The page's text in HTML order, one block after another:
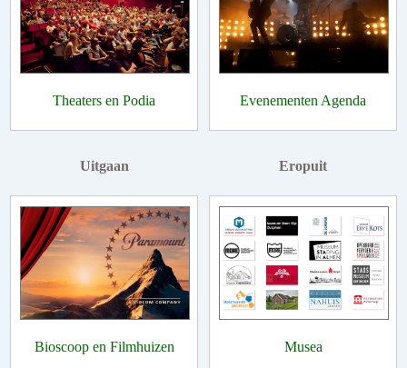
Theaters en Podia Evenementen Agenda
Uitgaan
Bioscoop en Filmhuizen
Eropuit
Musea